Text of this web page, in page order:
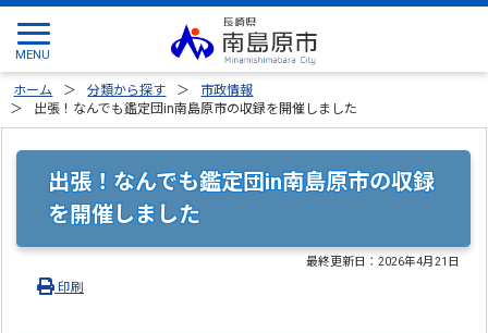
ホーム 分類から探す
市政情報
出張！なんでも鑑定団in南島原市の収録を開催しました
出張！なんでも鑑定団in南島原市の収録
を開催しました
最終更新日：2026年4月21日
印刷